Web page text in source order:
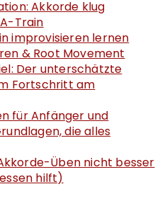
Akkorde klug
Train
improvisieren lernen
& Root Movement
Der unterschätzte
Fortschritt am
für Anfänger und
die alles
Üben nicht besser
hilft)